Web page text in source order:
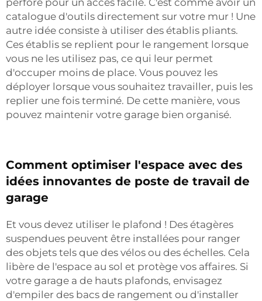
perforé pour un accès facile. C'est comme avoir un
catalogue d'outils directement sur votre mur ! Une
autre idée consiste à utiliser des établis pliants.
Ces établis se replient pour le rangement lorsque
vous ne les utilisez pas, ce qui leur permet
d'occuper moins de place. Vous pouvez les
déployer lorsque vous souhaitez travailler, puis les
replier une fois terminé. De cette manière, vous
pouvez maintenir votre garage bien organisé.
Comment optimiser l'espace avec des
idées innovantes de poste de travail de
garage
Et vous devez utiliser le plafond ! Des étagères
suspendues peuvent être installées pour ranger
des objets tels que des vélos ou des échelles. Cela
libère de l'espace au sol et protège vos affaires. Si
votre garage a de hauts plafonds, envisagez
d'empiler des bacs de rangement ou d'installer